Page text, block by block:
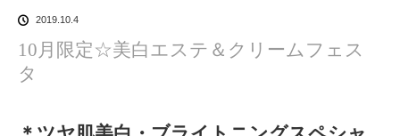
2019.10.4
10月限定☆美白エステ＆クリームフェス
タ